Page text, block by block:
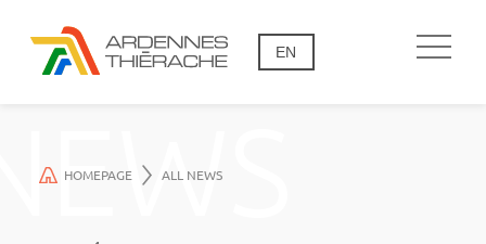
EN
HOMEPAGE ALL NEWS